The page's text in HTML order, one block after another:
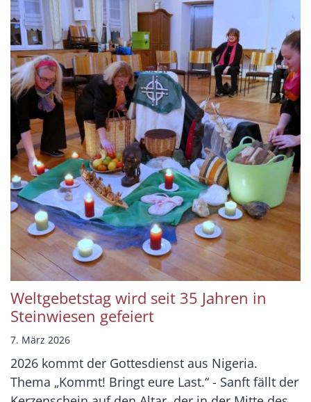
Weltgebetstag wird seit 35 Jahren in
Steinwiesen gefeiert
7. März 2026
2026 kommt der Gottesdienst aus Nigeria.
Thema „Kommt! Bringt eure Last.“ - Sanft fällt der